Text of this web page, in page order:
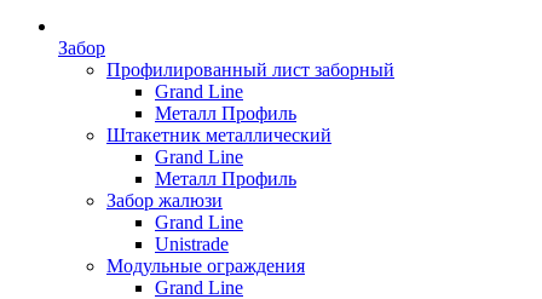
Забор
Профилированный лист заборный
Grand Line
Металл Профиль
Штакетник металлический
Grand Line
Металл Профиль
Забор жалюзи
Grand Line
Unistrade
Модульные ограждения
Grand Line